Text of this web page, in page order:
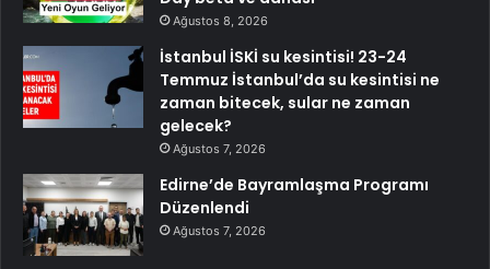
Ağustos 8, 2026
İstanbul İSKİ su kesintisi! 23-24
Temmuz İstanbul’da su kesintisi ne
zaman bitecek, sular ne zaman
gelecek?
Ağustos 7, 2026
Edirne’de Bayramlaşma Programı
Düzenlendi
Ağustos 7, 2026